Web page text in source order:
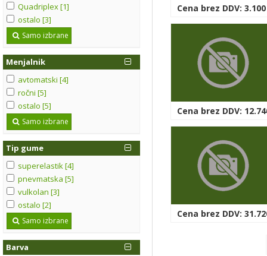
Quadriplex [1]
ostalo [3]
Samo izbrane
Menjalnik
avtomatski [4]
ročni [5]
ostalo [5]
Samo izbrane
Tip gume
superelastik [4]
pnevmatska [5]
vulkolan [3]
ostalo [2]
Samo izbrane
Barva
Cena brez DDV: 3.100
Cena brez DDV:
Cena brez DDV: